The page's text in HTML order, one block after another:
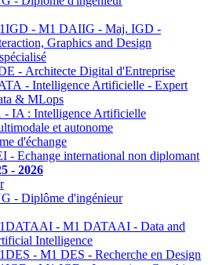
- M1 DAIIG - Maj. IGD -
Graphics and Design
- Architecte Digital d'Entreprise
- Intelligence Artificielle - Expert
& MLops
- IA : Intelligence Artificielle
et autonome
d'échange
- Echange international non diplomant
- 2026
- Diplôme d'ingénieur
- M1 DATAAI - Data and
Intelligence
- M1 DES - Recherche en Design